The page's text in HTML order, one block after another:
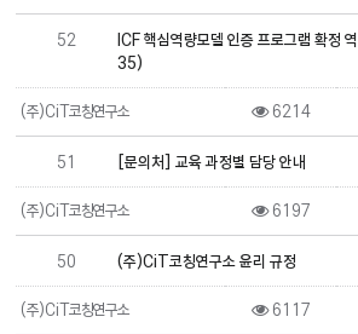
52
ICF 핵심역량모델 인증 프로그램 확
35)
(주)CiT코칭연구소 6214
51 [문의처] 교육 과정별 담당 안내
(주)CiT코칭연구소 6197
50 (주)CiT코칭연구소 윤리 규정
(주)CiT코칭연구소 6117